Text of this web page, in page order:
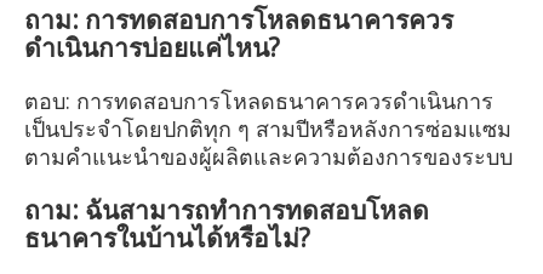
ถาม: การทดสอบการโหลดธนาคารควร
ดำเนินการบ่อยแค่ไหน?
ตอบ: การทดสอบการโหลดธนาคารควรดำเนินการ
เป็นประจำโดยปกติทุก ๆ สามปีหรือหลังการซ่อมแซม
ตามคำแนะนำของผู้ผลิตและความต้องการของระบบ
ถาม: ฉันสามารถทำการทดสอบโหลด
ธนาคารในบ้านได้หรือไม่?